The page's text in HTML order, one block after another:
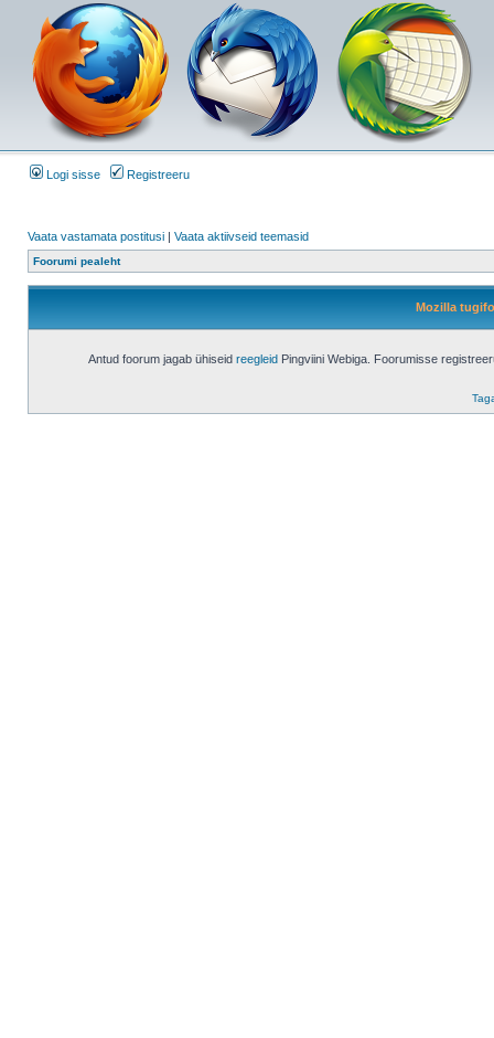
Logi sisse Registreeru
Vaata vastamata postitusi | Vaata aktiivseid teemasid
Foorumi pealeht
Mozilla
Antud foorum jagab ühiseid reegleid Pingviini Webiga. Foorumisse